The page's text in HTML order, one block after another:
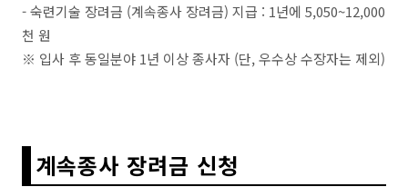
- 숙련기술 장려금 (계속종사 장려금) 지급 : 1년에 5,050~12,000
천 원
※ 입사 후 동일분야 1년 이상 종사자 (단, 우수상 수장자는 제외)
계속종사 장려금 신청